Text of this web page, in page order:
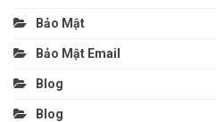
Bảo Mật
Bảo Mật Email
Blog
Blog